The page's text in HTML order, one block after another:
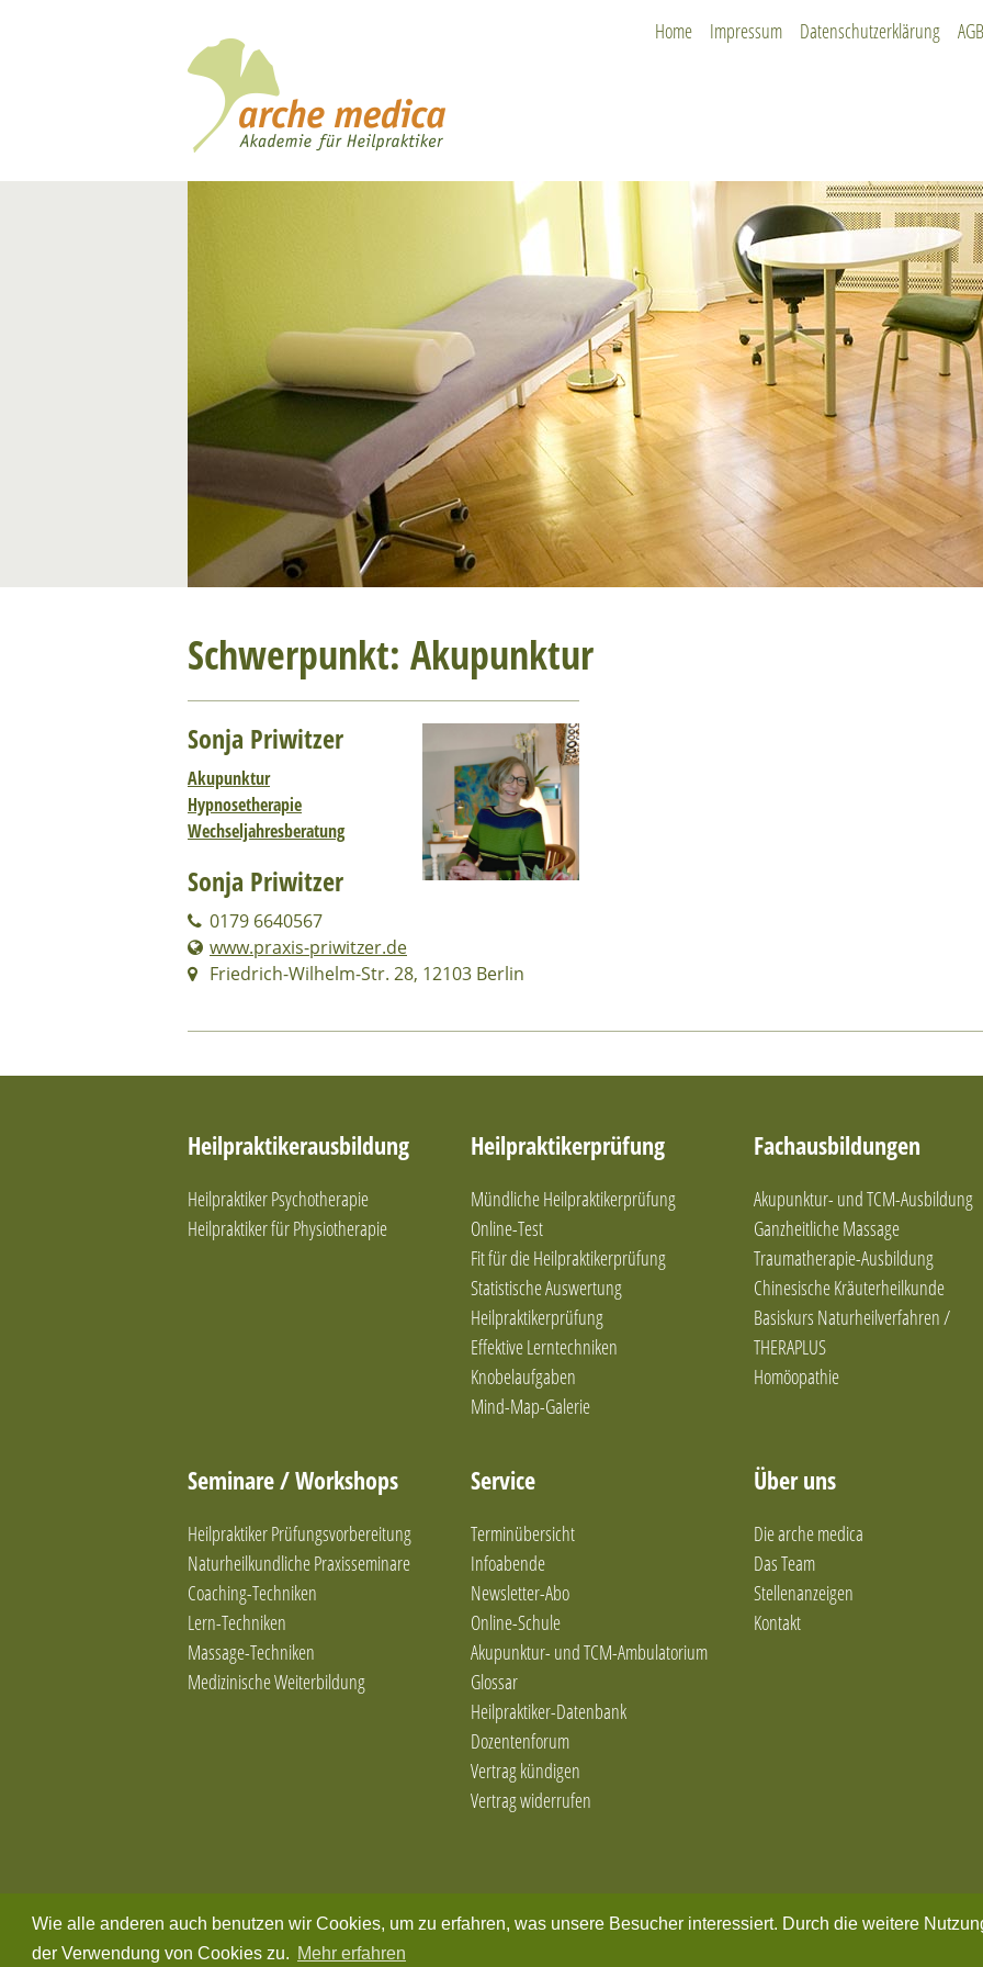
Wie alle anderen auch benutzen wir Cookies, um zu erfahren, was unsere Besucher interessiert. Durch die weitere
der Verwendung von Cookies zu. Mehr erfahren
Home Impressum Datenschutzerklärung AGB
Schwerpunkt: Akupunktur
Sonja Priwitzer
Akupunktur
Hypnosetherapie
Wechseljahresberatung
Sonja Priwitzer
0179 6640567
www.praxis-priwitzer.de
Friedrich-Wilhelm-Str. 28, 12103 Berlin
Heilpraktikerausbildung
Heilpraktiker Psychotherapie
Heilpraktiker für Physiotherapie
Heilpraktikerprüfung
Mündliche Heilpraktikerprüfung
Online-Test
Fit für die Heilpraktikerprüfung
Statistische Auswertung
Heilpraktikerprüfung
Effektive Lerntechniken
Knobelaufgaben
Mind-Map-Galerie
Fachausbildungen
Akupunktur- und TCM-Ausbildung
Ganzheitliche Massage
Traumatherapie-Ausbildung
Chinesische Kräuterheilkunde
Basiskurs Naturheilverfahren /
THERAPLUS
Homöopathie
Seminare / Workshops
Heilpraktiker Prüfungsvorbereitung
Naturheilkundliche Praxisseminare
Coaching-Techniken
Lern-Techniken
Massage-Techniken
Medizinische Weiterbildung
Service
Terminübersicht
Infoabende
Newsletter-Abo
Online-Schule
Akupunktur- und TCM-Ambulatorium
Glossar
Heilpraktiker-Datenbank
Dozentenforum
Vertrag kündigen
Vertrag widerrufen
Über uns
Die arche medica
Das Team
Stellenanzeigen
Kontakt
Home Impressum Datenschutzerklärung AGB Kontakt